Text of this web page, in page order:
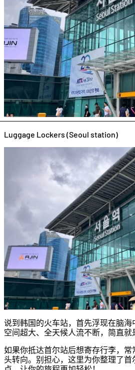
Luggage Lockers (Seoul station)
说到韩国的火车站，首先浮现在脑
空间超大、全天候人流不断，简直就
如果你抵达首尔站后想寄存行李，
头转向。别担心，这里为你整理了